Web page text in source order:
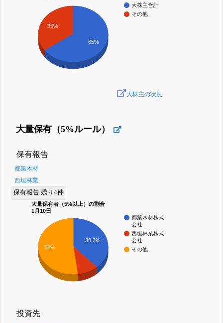
大株主合計
その他
35%
65%
大株主の状況
大量保有（5%ルール）
保有報告
都築木材
西垣林業
保有報告 残り4件
大量保有者（5%以上）の割合
1月10日
都築木材株式
会社
西垣林業株式
会社
その他
38.3%
52%
投資先